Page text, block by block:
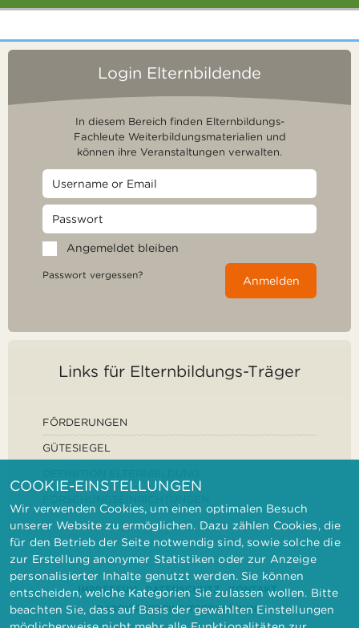
Login Elternbildende
In diesem Bereich finden Elternbildungs-
Fachleute Weiterbildungsmaterialien und
können ihre Veranstaltungen verwalten.
Angemeldet bleiben
Passwort vergessen? Anmelden
Links für Elternbildungs-Träger
FÖRDERUNGEN
GÜTESIEGEL
IMPRESSUM DATENSCHUTZ
KONTAKT
BARRIEREFREIHEITSERKLÄRUNG
COOKIE-EINSTELLUNGEN
Wir verwenden Cookies, um einen optimalen Besuch
unserer Website zu ermöglichen. Dazu zählen Cookies, die
für den Betrieb der Seite notwendig sind, sowie solche die
zur Erstellung anonymer Statistiken oder zur Anzeige
personalisierter Inhalte genutzt werden. Sie können
entscheiden, welche Kategorien Sie zulassen wollen. Bitte
beachten Sie, dass auf Basis der gewählten Einstellungen